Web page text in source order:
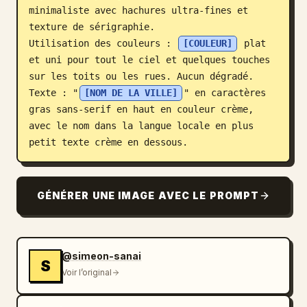
minimaliste avec hachures ultra-fines et
texture de sérigraphie.
Utilisation des couleurs :
[COULEUR]
plat
et uni pour tout le ciel et quelques touches
sur les toits ou les rues. Aucun dégradé.
Texte : "
[NOM DE LA VILLE]
" en caractères
gras sans-serif en haut en couleur crème,
avec le nom dans la langue locale en plus
petit texte crème en dessous.
GÉNÉRER UNE IMAGE AVEC LE PROMPT
S
@simeon-sanai
Voir l’original